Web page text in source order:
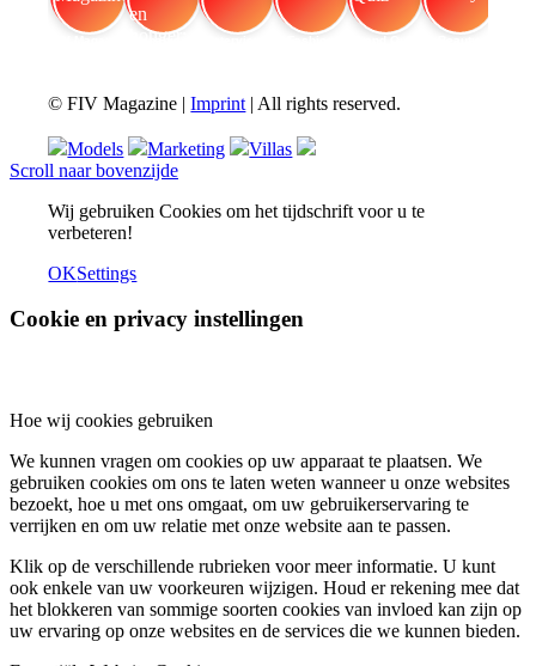
© FIV Magazine |Imprint | All rights reserved.
Models Marketing
Villas
Scroll naar bovenzijde
Wij gebruiken Cookies om het tijdschrift voor u te
verbeteren!
OKSettings
Cookie en privacy instellingen
Hoe wij cookies gebruiken
We kunnen vragen om cookies op uw apparaat te plaatsen. We
gebruiken cookies om ons te laten weten wanneer u onze websites
bezoekt, hoe u met ons omgaat, om uw gebruikerservaring te
verrijken en om uw relatie met onze website aan te passen.
Klik op de verschillende rubrieken voor meer informatie. U kunt
ook enkele van uw voorkeuren wijzigen. Houd er rekening mee dat
het blokkeren van sommige soorten cookies van invloed kan zijn op
uw ervaring op onze websites en de services die we kunnen bieden.